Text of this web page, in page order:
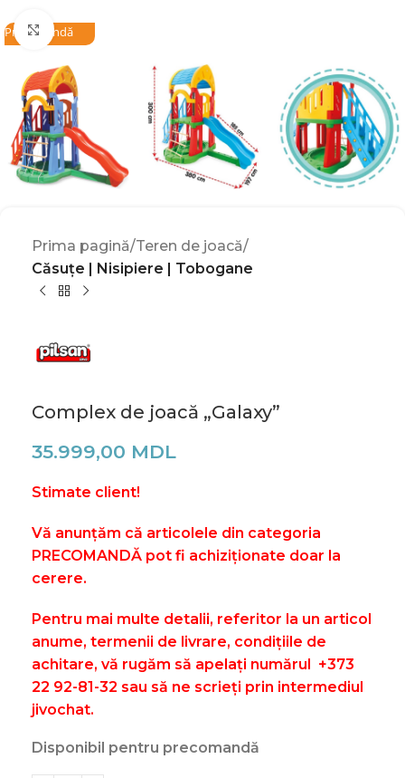
PrecomandăClick to enlarge
Prima pagină Teren de joacă
Căsuțe | Nisipiere | Tobogane
Complex de joacă „Galaxy”
35.999,00 MDL
Stimate client!
Vă anunțăm că articolele din categoria
PRECOMANDĂ pot fi achiziționate doar la
cerere.
Pentru mai multe detalii, referitor la un articol
anume, termenii de livrare, condițiile de
achitare, vă rugăm să apelați numărul +373
22 92-81-32 sau să ne scrieți prin intermediul
jivochat.
Disponibil pentru precomandă